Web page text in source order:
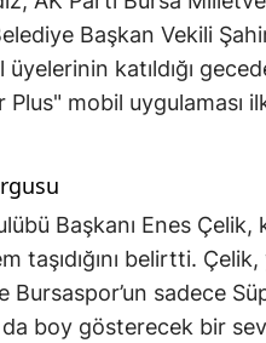
Başkan Vekili
katıldığı
mobil uygulaması
Başkanı Enes Çelik,
taşıdığını belirtti.
Bursaspor’un sadece
boy gösterecek bir